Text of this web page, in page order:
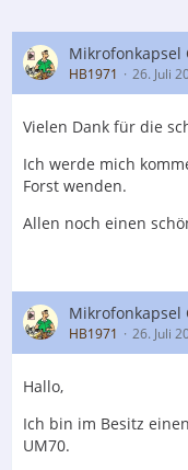
Mikrofonkapsel
HB1971 26. Juli
Vielen Dank für die
Ich werde mich
Forst wenden.
Allen noch einen
Mikrofonkapsel
HB1971 26. Juli
Hallo,
Ich bin im Besitz
UM70.